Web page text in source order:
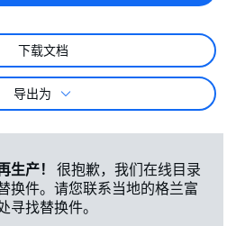
下载文档
导出为
生产！
很抱歉，我们在线目录
换件。请您联系当地的格兰富
寻找替换件。